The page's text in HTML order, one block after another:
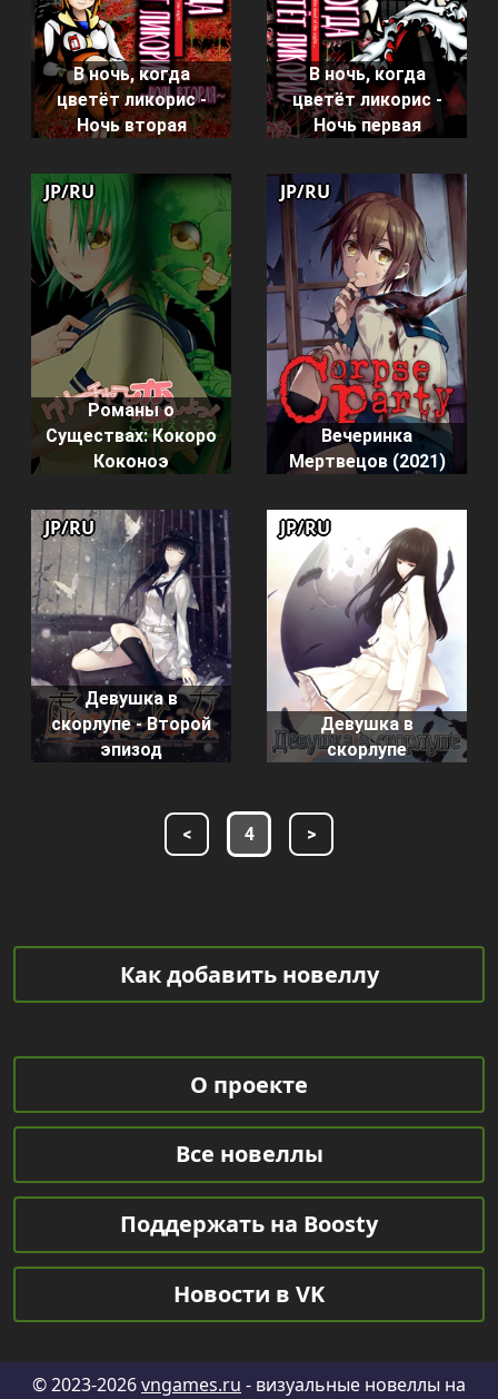
В ночь, когда
цветёт ликорис -
Ночь вторая
В ночь, когда
цветёт ликорис -
Ночь первая
Романы о
Существах: Кокоро
Коконоэ
JP/RU
Вечеринка
Мертвецов (2021)
JP/RU
Девушка в
скорлупе - Второй
эпизод
JP/RU
Девушка в
скорлупе
JP/RU
< 4 >
Как добавить новеллу
О проекте
Все новеллы
Поддержать на Boosty
Новости в VK
© 2023-2026vngames.ru - визуальные новеллы на